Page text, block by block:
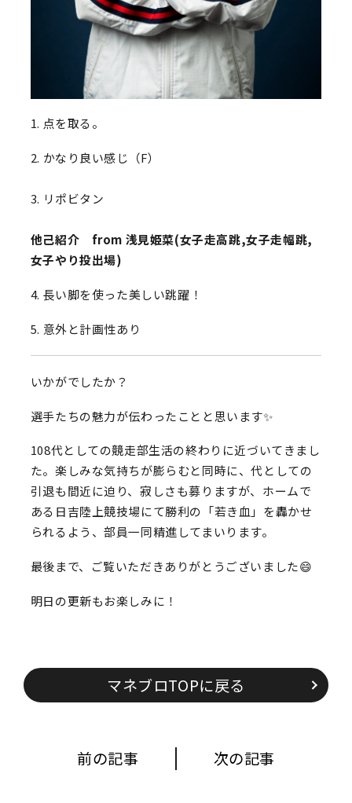
1. 点を取る。
2. かなり良い感じ（F）
3. リポビタン
他己紹介 from 浅見姫菜(女子走高跳,女子走幅跳,
女子やり投出場)
4. 長い脚を使った美しい跳躍！
5. 意外と計画性あり
いかがでしたか？
選手たちの魅力が伝わったことと思います✨
108代としての競走部生活の終わりに近づいてきまし
た。楽しみな気持ちが膨らむと同時に、代としての
引退も間近に迫り、寂しさも募りますが、ホームで
ある日吉陸上競技場にて勝利の「若き血」を轟かせ
られるよう、部員一同精進してまいります。
最後まで、ご覧いただきありがとうございました😄
明日の更新もお楽しみに！
マネブロTOPに戻る
前の記事 次の記事